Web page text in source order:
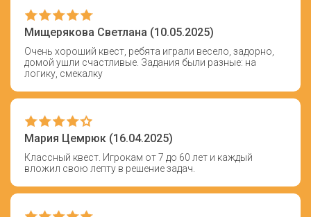
Мищерякова Светлана (10.05.2025)
Очень хороший квест, ребята играли весело, задорно,
домой ушли счастливые. Задания были разные: на
логику, смекалку
Мария Цемрюк (16.04.2025)
Классный квест. Игрокам от 7 до 60 лет и каждый
вложил свою лепту в решение задач.